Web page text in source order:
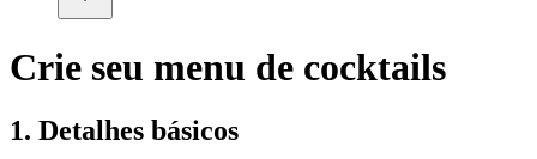
Crie seu menu de cocktails
1. Detalhes básicos